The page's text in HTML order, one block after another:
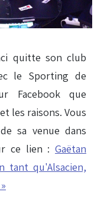
quitte son club
le Sporting de
Facebook que
les raisons. Vous
sa venue dans
ce lien : Gaëtan
tant qu'Alsacien,